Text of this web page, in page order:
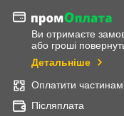
Ви отримаєте
або гроші
Детальніше
Оплатити
Післяплата